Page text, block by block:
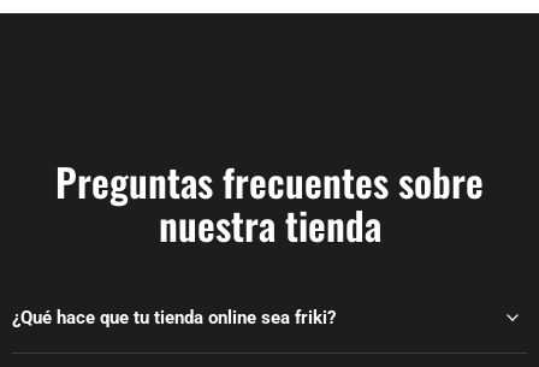
Preguntas frecuentes sobre
nuestra tienda
¿Qué hace que tu tienda online sea friki?